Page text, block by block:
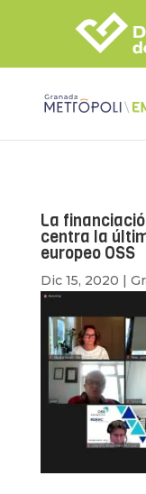
La
centra la
europeo OSS
Dic 15, 2020 |